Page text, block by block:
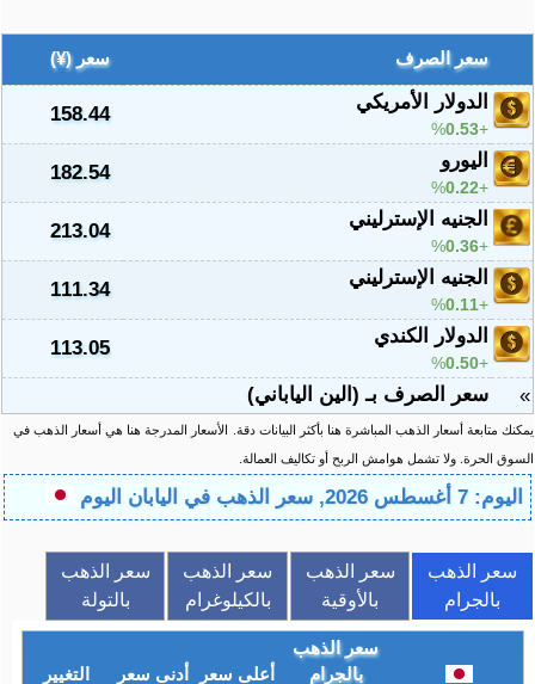
سعر الصرف سعر (¥)
الدولار الأمريكي
%0.53
158.44
اليورو
%0.22
182.54
الجنيه الإسترليني
%0.36
213.04
الجنيه الإسترليني
%0.11
111.34
الدولار الكندي
%0.50
113.05
» سعر الصرف بـ (الين الياباني)
يمكنك متابعة أسعار الذهب المباشرة هنا بأكثر البيانات دقة.
الأسعار المدرجة هنا هي أسعار الذهب في
السوق الحرة. ولا تشمل هوامش الربح أو تكاليف العمالة.
اليوم: 7 أغسطس 2026, سعر الذهب في اليابان اليوم
سعر الذهب
بالجرام
سعر الذهب
بالأوقية
سعر الذهب
بالكيلوغرام
سعر الذهب
بالتولة
سعر الذهب
بالجرام
أعلى سعر أدنى سعر التغيير